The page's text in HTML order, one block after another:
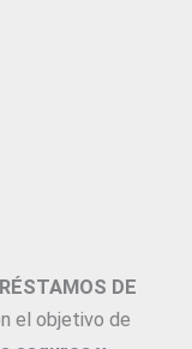
DE
el objetivo de